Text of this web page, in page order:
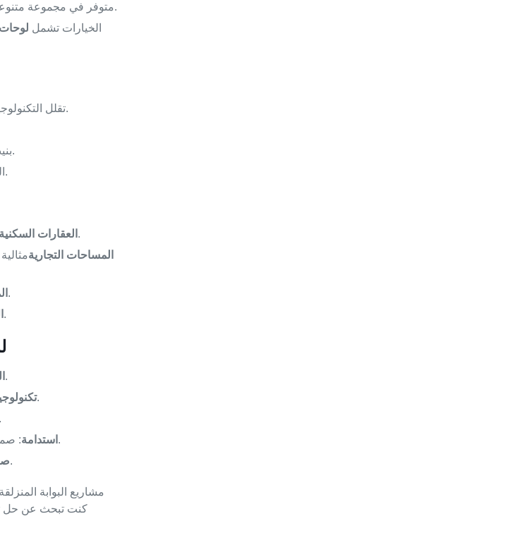
متوفر في مجموعةلمطابقة الجماليات المعمارية لممتلكك.
الخيارات تشمل
تقلل التكنولوجيا التي تم تطويرها ذاتيا من التآكل ، مما يضمن الموثوقية على المدى الطويل.
ضمان الأداء طويل الأمد.
الحد الأدنى من متطلبات الصيانة، وتقليل تكاليف التشغيل على المدى الطويل.
العقارات السكنية مثالية للفيلات والممتلكات الخاصة والمجتمعات المغلقة مع مدخلات واسعة.
المساحات التجارية
يوفر وصول آمن للمستودعات والمصانع والمراكز اللوجستية.
مناسبة للمباني الحكومية والسفارات ومؤسسات البحوث.
سنوات من الخبرة في تصميم وتصنيع أنظمة بوابة مبتكرة عالية الجودة.
.
حلول مصممة خصيصا لتلبية متطلبات الأمان والتصميم الخاصة بك.
استدامة : صممت لتتحمل الظروف القاسية والاستخدام الثقيل ، وضمان الأداء طويل الأمد.
تصنع باستخدام مواد مستدامة وأنظمة كفاءة في استخدام الطاقة.
مشاريع البوابة
كنت تبحث عن حل